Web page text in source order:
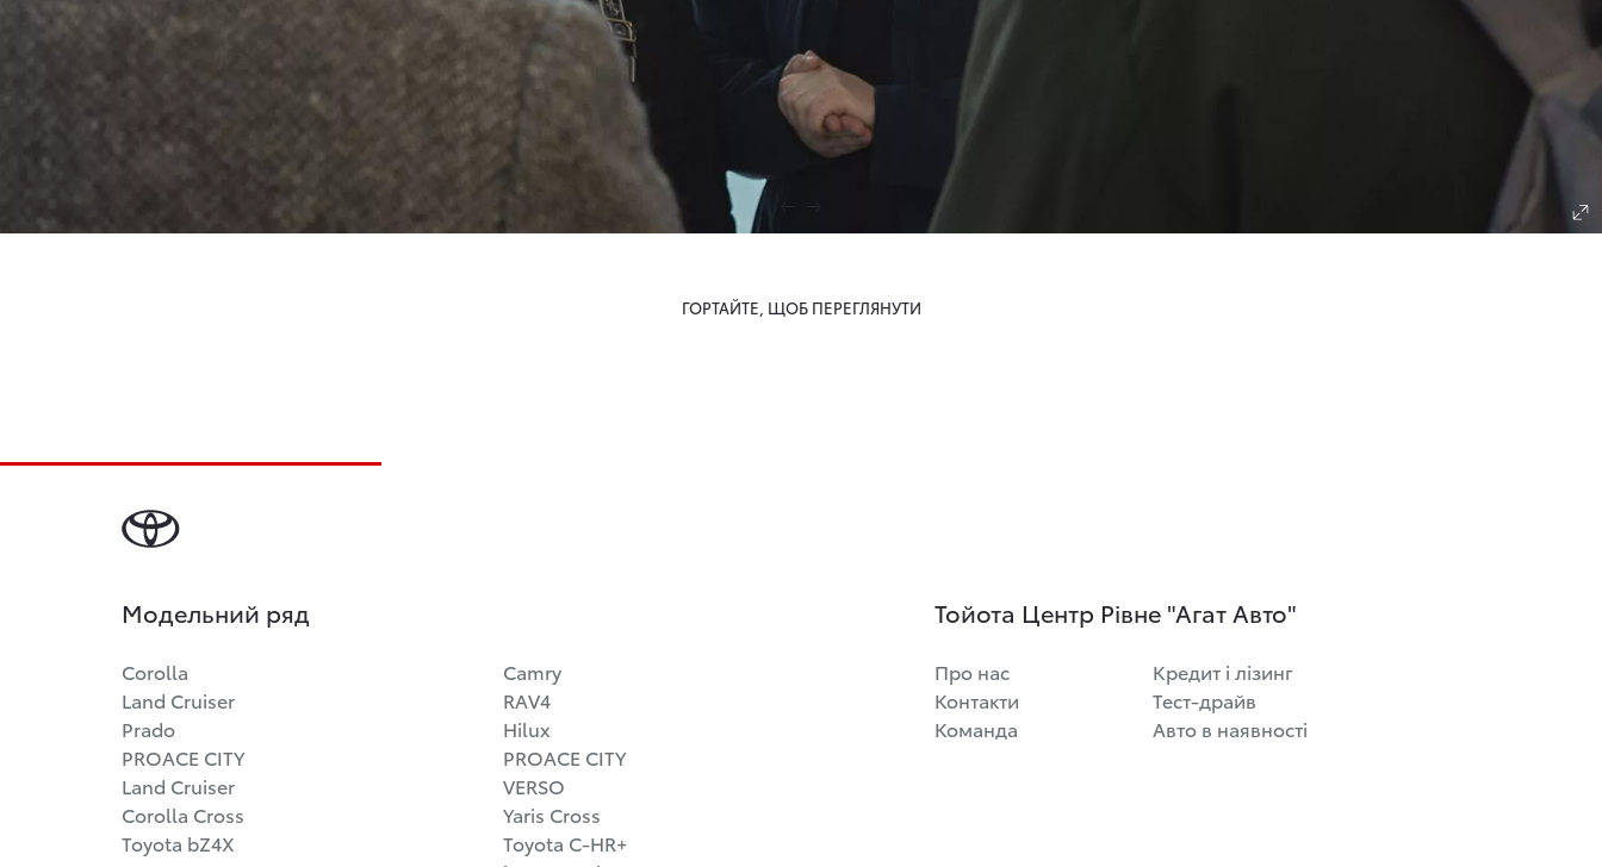
ГОРТАЙТЕ, ЩОБ ПЕРЕГЛЯНУТИ
Модельний ряд
Corolla
Land Cruiser
Prado
PROACE CITY
Land Cruiser
Corolla Cross
Toyota bZ4X
Camry
RAV4
Hilux
PROACE CITY
VERSO
Yaris Cross
Toyota C-HR+
Тойота Центр Рівне "Агат Авто"
Про нас
Контакти
Команда
Кредит і лізинг
Тест-драйв
Авто в наявності